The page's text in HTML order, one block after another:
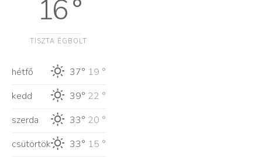
16 °
TISZTA ÉGBOLT
hétfő 37° 19 °
kedd
39° 22 °
szerda
33° 20 °
csütörtök
33° 15 °